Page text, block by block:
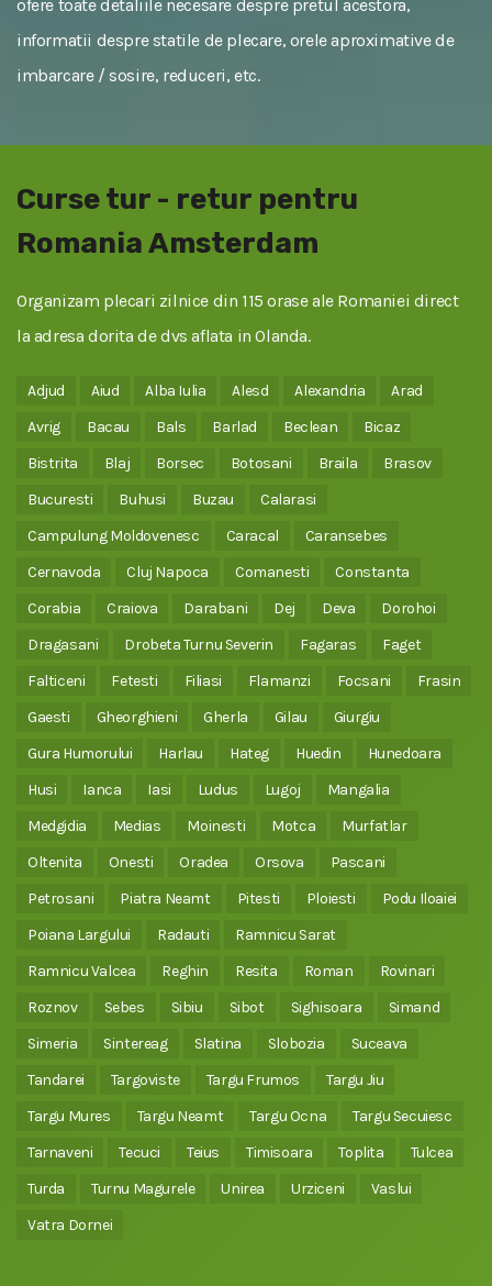
ofere toate detaliile necesare despre pretul acestora,
informatii despre statile de plecare, orele aproximative de
imbarcare / sosire, reduceri, etc.
Curse tur - retur pentru
Romania Amsterdam
Organizam plecari zilnice din 115 orase ale Romaniei direct
la adresa dorita de dvs aflata in Olanda.
Adjud Aiud Alba Iulia Alesd Alexandria
Arad
Avrig
Bacau Bals Barlad Beclean
Bicaz
Bistrita
Blaj Borsec Botosani Braila
Brasov
Bucuresti
Buhusi Buzau
Calarasi
Campulung Moldovenesc
Caracal
Caransebes
Cernavoda
Cluj Napoca Comanesti
Constanta
Corabia
Craiova Darabani Dej Deva
Dorohoi
Dragasani
Drobeta Turnu Severin Fagaras
Faget
Falticeni
Fetesti Filiasi Flamanzi Focsani
Frasin
Gaesti
Gheorghieni Gherla Gilau
Giurgiu
Gura Humorului
Harlau Hateg Huedin
Hunedoara
Husi
Ianca Iasi Ludus Lugoj
Mangalia
Medgidia
Medias Moinesti Motca
Murfatlar
Oltenita
Onesti Oradea Orsova
Pascani
Petrosani
Piatra Neamt Pitesti Ploiesti
Podu Iloaiei
Poiana Largului
Radauti
Ramnicu Sarat
Ramnicu Valcea
Reghin Resita Roman
Rovinari
Roznov
Sebes Sibiu Sibot Sighisoara
Simand
Simeria
Sintereag Slatina Slobozia
Suceava
Tandarei
Targoviste Targu Frumos
Targu Jiu
Targu Mures
Targu Neamt Targu Ocna
Targu Secuiesc
Tarnaveni
Tecuci Teius Timisoara Toplita
Tulcea
Turda
Turnu Magurele Unirea Urziceni
Vaslui
Vatra Dornei